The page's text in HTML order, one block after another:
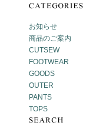
お知らせ
商品のご案内
CUTSEW
FOOTWEAR
GOODS
OUTER
PANTS
TOPS